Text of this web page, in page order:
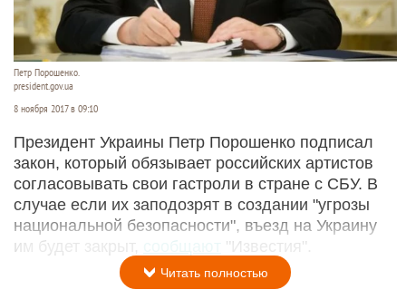
Петр Порошенко.
president.gov.ua
8 ноября 2017 в 09:10
Президент Украины Петр Порошенко подписал
закон, который обязывает российских артистов
согласовывать свои гастроли в стране с СБУ. В
случае если их заподозрят в создании "угрозы
национальной безопасности", въезд на Украину
им будет закрыт,
сообщают "Известия".
Читать полностью